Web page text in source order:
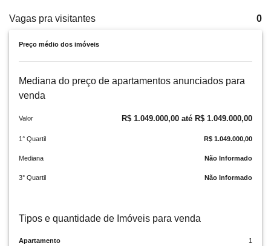
Vagas pra visitantes 0
Preço médio dos imóveis
Mediana do preço de apartamentos anunciados para
venda
Valor R$ 1.049.000,00 até R$ 1.049.000,00
1° Quartil R$ 1.049.000,00
Mediana Não Informado
3° Quartil Não Informado
Tipos e quantidade de Imóveis para venda
Apartamento 1